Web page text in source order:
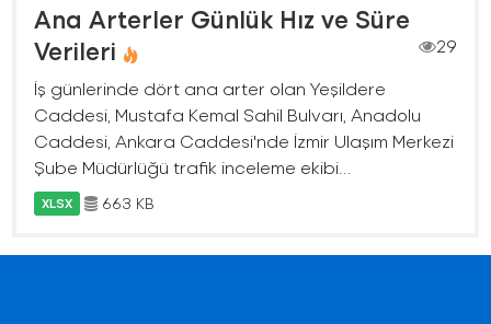
Ana Arterler Günlük Hız ve Süre
Verileri
29
İş günlerinde dört ana arter olan Yeşildere
Caddesi, Mustafa Kemal Sahil Bulvarı, Anadolu
Caddesi, Ankara Caddesi'nde İzmir Ulaşım Merkezi
Şube Müdürlüğü trafik inceleme ekibi...
XLSX 663 KB